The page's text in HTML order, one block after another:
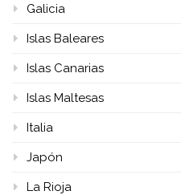
Galicia
Islas Baleares
Islas Canarias
Islas Maltesas
Italia
Japón
La Rioja